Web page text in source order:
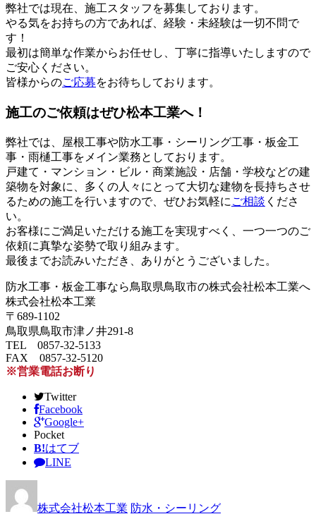
弊社では現在、施工スタッフを募集しております。
やる気をお持ちの方であれば、経験・未経験は一切不問で
す！
最初は簡単な作業からお任せし、丁寧に指導いたしますので
ご安心ください。
皆様からのご応募をお待ちしております。
施工のご依頼はぜひ松本工業へ！
弊社では、屋根工事や防水工事・シーリング工事・板金工
事・雨樋工事をメイン業務としております。
戸建て・マンション・ビル・商業施設・店舗・学校などの建
築物を対象に、多くの人々にとって大切な建物を長持ちさせ
るための施工を行いますので、ぜひお気軽に ご相談 くださ
い。
お客様にご満足いただける施工を実現すべく、一つ一つのご
依頼に真摯な姿勢で取り組みます。
最後までお読みいただき、ありがとうございました。
防水工事・板金工事なら鳥取県鳥取市の株式会社松本工業へ
株式会社松本工業
〒689-1102
鳥取県鳥取市津ノ井291-8
TEL 0857-32-5133
FAX 0857-32-5120
※営業電話お断り
Twitter
Facebook
Google+
Pocket
B!はてブ
LINE
株式会社松本工業 防水・シーリング